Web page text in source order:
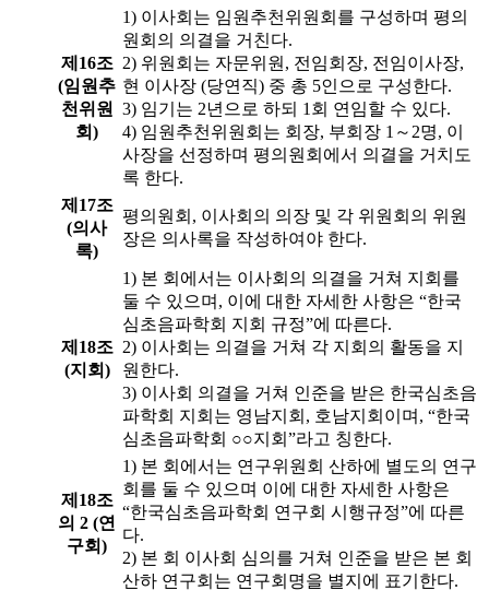
제16조
(임원추
천위원
회)
1) 이사회는 임원추천위원회를 구성하며 평의
원회의 의결을 거친다.
2) 위원회는 자문위원, 전임회장, 전임이사장,
현 이사장 (당연직) 중 총 5인으로 구성한다.
3) 임기는 2년으로 하되 1회 연임할 수 있다.
4) 임원추천위원회는 회장, 부회장 1～2명, 이
사장을 선정하며 평의원회에서 의결을 거치도
록 한다.
제17조
(의사
록)
평의원회, 이사회의 의장 및 각 위원회의 위원
장은 의사록을 작성하여야 한다.
제18조
(지회)
1) 본 회에서는 이사회의 의결을 거쳐 지회를
둘 수 있으며, 이에 대한 자세한 사항은 “한국
심초음파학회 지회 규정”에 따른다.
2) 이사회는 의결을 거쳐 각 지회의 활동을 지
원한다.
3) 이사회 의결을 거쳐 인준을 받은 한국심초음
파학회 지회는 영남지회, 호남지회이며, “한국
심초음파학회 ○○지회”라고 칭한다.
제18조
의 2 (연
구회)
1) 본 회에서는 연구위원회 산하에 별도의 연구
회를 둘 수 있으며 이에 대한 자세한 사항은
“한국심초음파학회 연구회 시행규정”에 따른
다.
2) 본 회 이사회 심의를 거쳐 인준을 받은 본 회
산하 연구회는 연구회명을 별지에 표기한다.